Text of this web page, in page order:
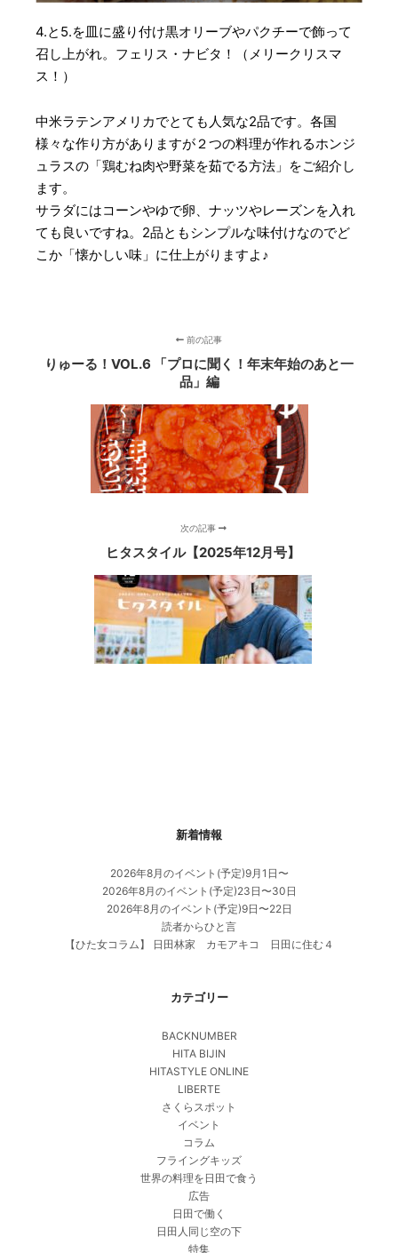
4.と5.を皿に盛り付け黒オリーブやパクチーで飾って
召し上がれ。フェリス・ナビタ！（メリークリスマ
ス！）
中米ラテンアメリカでとても人気な2品です。各国
様々な作り方がありますが２つの料理が作れるホンジ
ュラスの「鶏むね肉や野菜を茹でる方法」をご紹介し
ます。
サラダにはコーンやゆで卵、ナッツやレーズンを入れ
ても良いですね。2品ともシンプルな味付けなのでど
こか「懐かしい味」に仕上がりますよ♪
前の記事
りゅーる！VOL.6 「プロに聞く！年末年始のあと一
品」編
次の記事
ヒタスタイル【2025年12月号】
新着情報
2026年8月のイベント(予定)9月1日〜
2026年8月のイベント(予定)23日〜30日
2026年8月のイベント(予定)9日〜22日
読者からひと言
【ひた女コラム】 日田林家 カモアキコ 日田に住む４
カテゴリー
BACKNUMBER
HITA BIJIN
HITASTYLE ONLINE
LIBERTE
さくらスポット
イベント
コラム
フライングキッズ
世界の料理を日田で食う
広告
日田で働く
日田人同じ空の下
特集